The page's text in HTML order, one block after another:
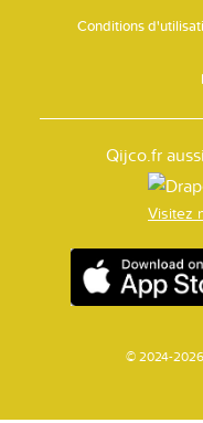
Conditions
Qijco.fr
Visitez
© 2024-